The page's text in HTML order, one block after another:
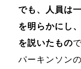
でも、人員は
を明らかにし
を説いたもの
パーキンソン